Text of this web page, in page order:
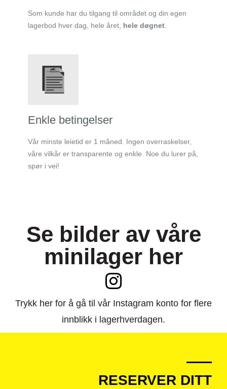
Som kunde har du tilgang til området og din egen
lagerbod hver dag, hele året, hele døgnet.
Enkle betingelser
Vår minste leietid er 1 måned. Ingen overraskelser,
våre vilkår er transparente og enkle. Noe du lurer på,
spør i vei!
Se bilder av våre
minilager her
Trykk her for å gå til vår Instagram konto for flere
innblikk i lagerhverdagen.
RESERVER DITT